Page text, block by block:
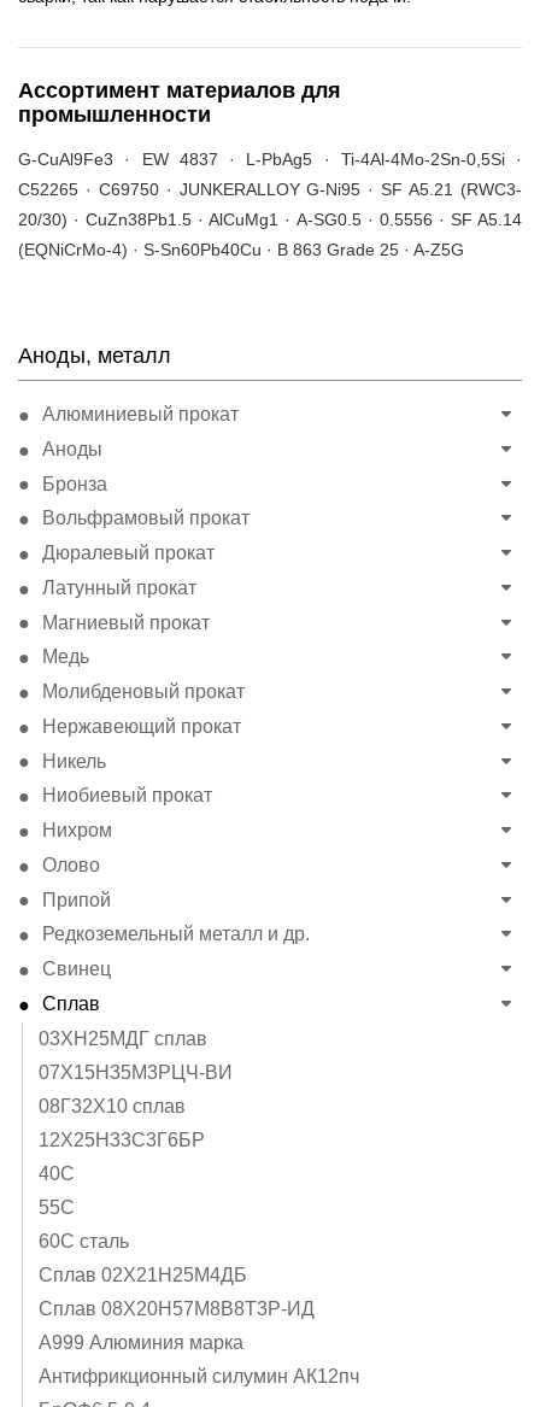
Аноды, металл
Алюминиевый прокат
Аноды
Бронза
Вольфрамовый прокат
Дюралевый прокат
Латунный прокат
Магниевый прокат
Медь
Молибденовый прокат
Нержавеющий прокат
Никель
Ниобиевый прокат
Нихром
Олово
Припой
Редкоземельный металл и др.
Свинец
Сплав
03ХН25МДГ сплав
07Х15Н35М3РЦЧ-ВИ
08Г32Х10 сплав
12Х25Н33С3Г6БР
40C
55С
60С сталь
Cплав 02Х21Н25М4ДБ
Cплав 08Х20Н57М8В8Т3Р-ИД
А999 Алюминия марка
Антифрикционный силумин АК12пч
Ассортимент материалов для
промышленности
G-CuAl9Fe3 · EW 4837 · L-PbAg5 · Ti-4Al-4Mo-2Sn-0,5Si ·
C52265 · C69750 · JUNKERALLOY G-Ni95 · SF A5.21 (RWC3-
20/30) · CuZn38Pb1.5 · AlCuMg1 · A-SG0.5 · 0.5556 · SF A5.14
(EQNiCrMo-4) · S-Sn60Pb40Cu · B 863 Grade 25 · A-Z5G